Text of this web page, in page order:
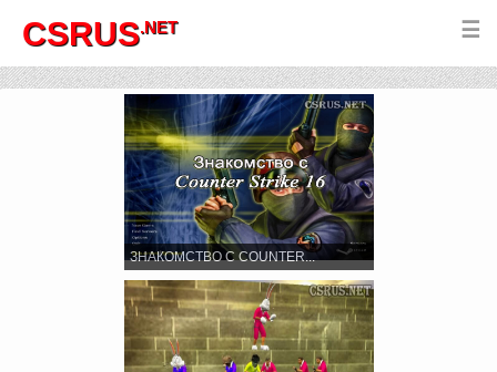
CSRUS.NET ☰
ЗНАКОМСТВО С COUNTER...